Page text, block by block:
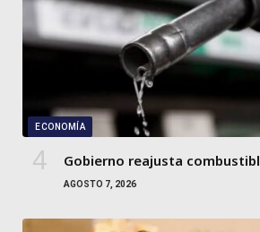
ECONOMÍA
Gobierno reajusta
AGOSTO 7, 2026